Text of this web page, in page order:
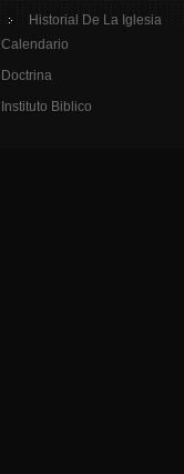
Historial De La Iglesia
Calendario
Doctrina
Instituto Biblico